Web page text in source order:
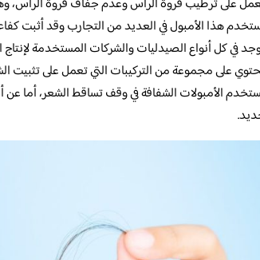
على ترطيب فروة الرأس وعدم جفاف فروة الرأس،
هذا الأمبول في العديد من التجارب وقد أثبت
في كل أنواع الصيدليات والشركات المستخدمة لإنتاج
على مجموعة من التركيبات التي تعمل على تثبيت
الأمبولات الشفافة في وقف تساقط الشعر، أما عن